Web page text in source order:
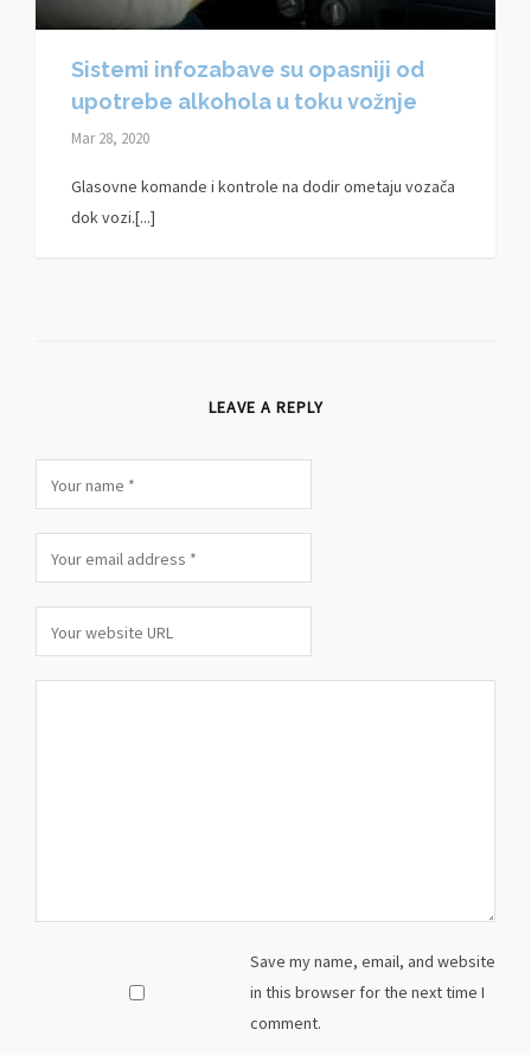
Sistemi infozabave su opasniji od
upotrebe alkohola u toku vožnje
Mar 28, 2020
Glasovne komande i kontrole na dodir ometaju vozača
dok vozi.[...]
LEAVE A REPLY
Save my name, email, and website
in this browser for the next time I
comment.